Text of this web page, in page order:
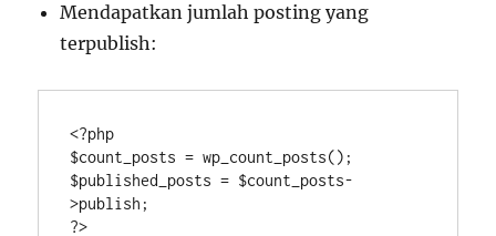
Mendapatkan jumlah posting yang
terpublish:
<?php
$count_posts = wp_count_posts();
$published_posts = $count_posts-
>publish;
?>